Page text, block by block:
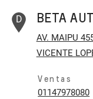
D BETA
AV. MAIPU
VICENTE
Ventas
01147978080